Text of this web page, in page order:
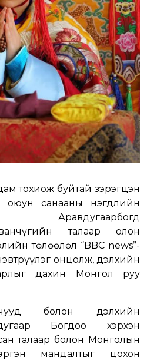
тохиож буйтай зэрэгцэн
оюун санааны нэгдлийн
талаар олон
төлөөлөл “BBC news”-
онцолж, дэлхийн
дахин Монгол руу
болон дэлхийн
Богдоо хэрхэн
талаар болон Монголын
мандалтыг цохон